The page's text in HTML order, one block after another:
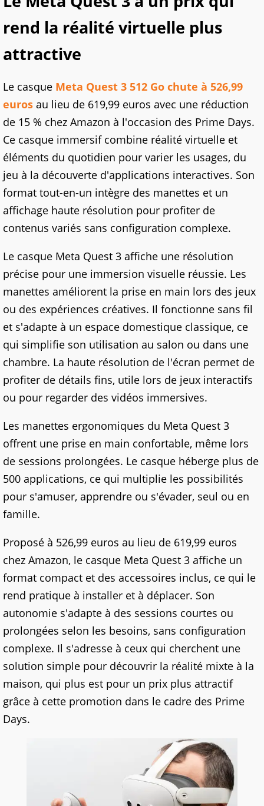
rend la réalité virtuelle plus
attractive
Le casque Meta Quest 3 512 Go chute à 526,99
euros au lieu de 619,99 euros avec une réduction
de 15 % chez Amazon à l'occasion des Prime Days.
Ce casque immersif combine réalité virtuelle et
éléments du quotidien pour varier les usages, du
jeu à la découverte d'applications interactives. Son
format tout-en-un intègre des manettes et un
affichage haute résolution pour profiter de
contenus variés sans configuration complexe.
Le casque Meta Quest 3 affiche une résolution
précise pour une immersion visuelle réussie. Les
manettes améliorent la prise en main lors des jeux
ou des expériences créatives. Il fonctionne sans fil
et s'adapte à un espace domestique classique, ce
qui simplifie son utilisation au salon ou dans une
chambre. La haute résolution de l'écran permet de
profiter de détails fins, utile lors de jeux interactifs
ou pour regarder des vidéos immersives.
Les manettes ergonomiques du Meta Quest 3
offrent une prise en main confortable, même lors
de sessions prolongées. Le casque héberge plus de
500 applications, ce qui multiplie les possibilités
pour s'amuser, apprendre ou s'évader, seul ou en
famille.
Proposé à 526,99 euros au lieu de 619,99 euros
chez Amazon, le casque Meta Quest 3 affiche un
format compact et des accessoires inclus, ce qui le
rend pratique à installer et à déplacer. Son
autonomie s'adapte à des sessions courtes ou
prolongées selon les besoins, sans configuration
complexe. Il s'adresse à ceux qui cherchent une
solution simple pour découvrir la réalité mixte à la
maison, qui plus est pour un prix plus attractif
grâce à cette promotion dans le cadre des Prime
Days.